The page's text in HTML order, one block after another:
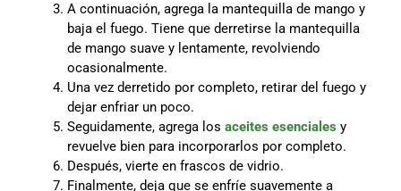
A continuación, agrega la mantequilla de mango y
baja el fuego. Tiene que derretirse la mantequilla
de mango suave y lentamente, revolviendo
ocasionalmente.
Una vez derretido por completo, retirar del fuego y
dejar enfriar un poco.
Seguidamente, agrega los aceites esenciales y
revuelve bien para incorporarlos por completo.
Después, vierte en frascos de vidrio.
Finalmente, deja que se enfríe suavemente a